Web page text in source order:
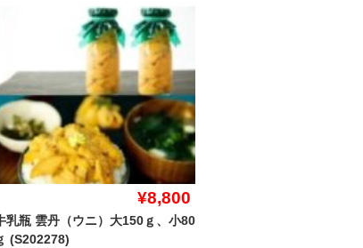
¥8,800
乳瓶 雲丹（ウニ）大150ｇ、小80
(S202278)